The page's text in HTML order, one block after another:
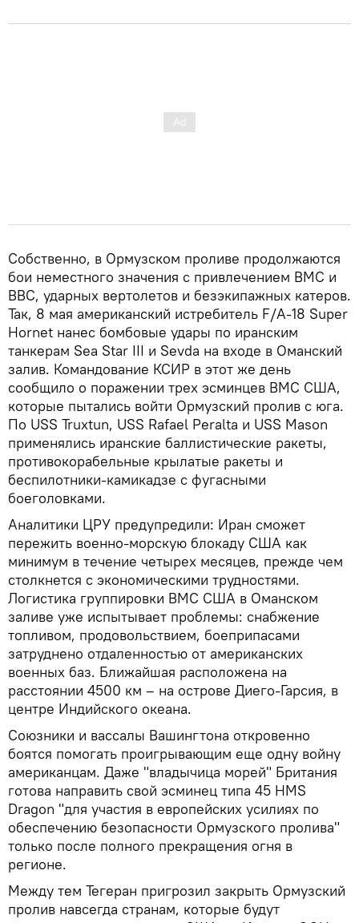
Собственно, в Ормузском проливе продолжаются
бои неместного значения с привлечением ВМС и
ВВС, ударных вертолетов и безэкипажных катеров.
Так, 8 мая американский истребитель F/A-18 Super
Hornet нанес бомбовые удары по иранским
танкерам Sea Star III и Sevda на входе в Оманский
залив. Командование КСИР в этот же день
сообщило о поражении трех эсминцев ВМС США,
которые пытались войти Ормузский пролив с юга.
По USS Truxtun, USS Rafael Peralta и USS Mason
применялись иранские баллистические ракеты,
противокорабельные крылатые ракеты и
беспилотники-камикадзе с фугасными
боеголовками.
Аналитики ЦРУ предупредили: Иран сможет
пережить военно-морскую блокаду США как
минимум в течение четырех месяцев, прежде чем
столкнется с экономическими трудностями.
Логистика группировки ВМС США в Оманском
заливе уже испытывает проблемы: снабжение
топливом, продовольствием, боеприпасами
затруднено отдаленностью от американских
военных баз. Ближайшая расположена на
расстоянии 4500 км – на острове Диего-Гарсия, в
центре Индийского океана.
Союзники и вассалы Вашингтона откровенно
боятся помогать проигрывающим еще одну войну
американцам. Даже "владычица морей" Британия
готова направить свой эсминец типа 45 HMS
Dragon "для участия в европейских усилиях по
обеспечению безопасности Ормузского пролива"
только после полного прекращения огня в
регионе.
Между тем Тегеран пригрозил закрыть Ормузский
пролив навсегда странам, которые будут